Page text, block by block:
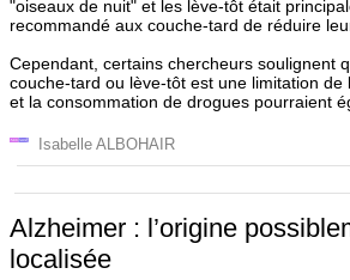
"oiseaux de nuit" et les lève-tôt était
recommandé aux couche-tard de réduire
Cependant, certains chercheurs soulignent
couche-tard ou lève-tôt est une limitation
et la consommation de drogues pourraient
Isabelle ALBOHAIR
Alzheimer : l’origine
localisée